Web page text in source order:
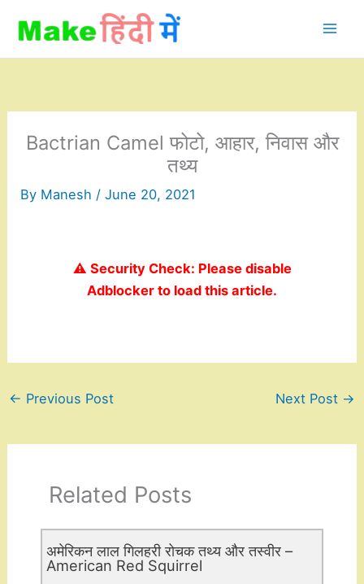
content
Bactrian Camel फोटो, आहार, निवास और
तथ्य
By Manesh /June 20, 2021
⚠️ Security Check: Please disable
Adblocker to load this article.
← Previous Post Next Post →
Related Posts
अमेरिकन लाल गिलहरी रोचक तथ्य और तस्वीर –
American Red Squirrel